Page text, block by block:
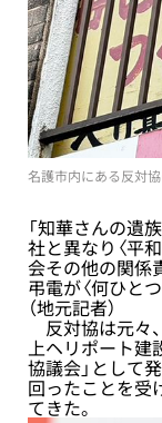
名護市内にある反対
「知華さんの遺
社と異なり〈平
会その他の関係
弔電が〈何ひと
（地元記者）
反対協は元々
上ヘリポート建
協議会」として
回ったことを受
てきた。